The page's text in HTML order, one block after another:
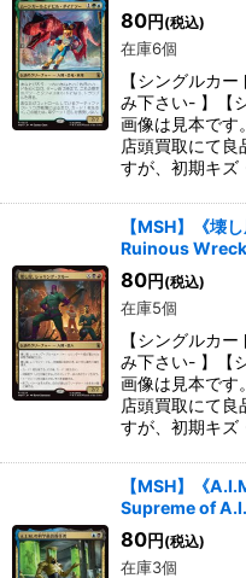
80円 (税込)
在庫6個
【シングルカ
み下さい- 】【
画像は見本です
店頭買取にて良
すが、初期キズ
【MSH】《壊
Ruinous
80円 (税込)
在庫5個
【シングルカ
み下さい- 】【
画像は見本です
店頭買取にて良
すが、初期キズ
【MSH】《
Supreme of
80円 (税込)
在庫3個